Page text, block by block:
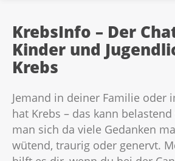
KrebsInfo – Der
Kinder und
Krebs
Jemand in deiner Familie oder
hat Krebs – das kann
man sich da viele Gedanken
wütend, traurig oder genervt.